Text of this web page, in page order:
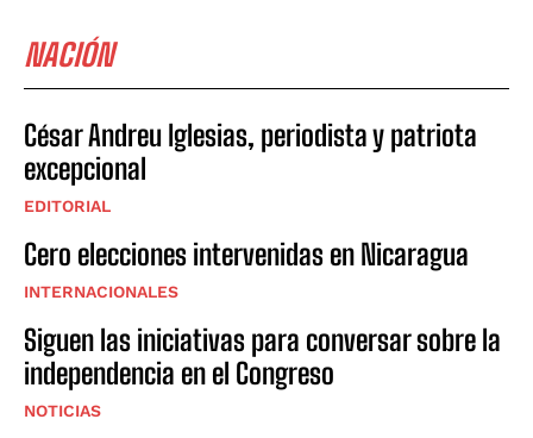
NACIÓN
César Andreu Iglesias, periodista y patriota
excepcional
EDITORIAL
Cero elecciones intervenidas en Nicaragua
INTERNACIONALES
Siguen las iniciativas para conversar sobre la
independencia en el Congreso
NOTICIAS